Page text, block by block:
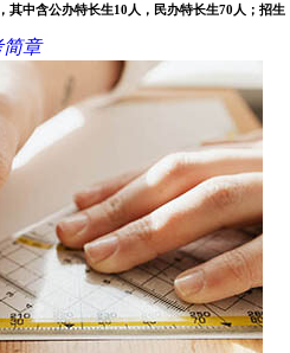
其中含公办特长生10人，民办特长生70人；招生
章